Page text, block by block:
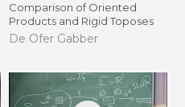
Comparison of Oriented
Products and Rigid Toposes
De Ofer Gabber